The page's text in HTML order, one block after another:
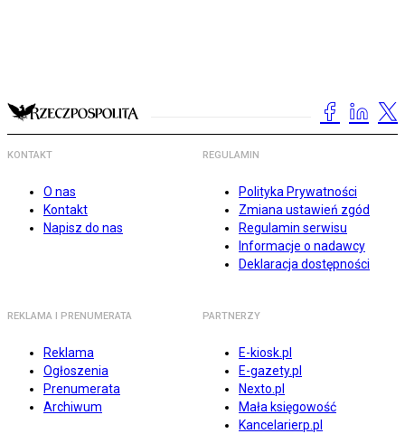
KONTAKT
O nas
Kontakt
Napisz do nas
REGULAMIN
Polityka Prywatności
Zmiana ustawień zgód
Regulamin serwisu
Informacje o nadawcy
Deklaracja dostępności
REKLAMA I PRENUMERATA
Reklama
Ogłoszenia
Prenumerata
Archiwum
PARTNERZY
E-kiosk.pl
E-gazety.pl
Nexto.pl
Mała księgowość
Kancelarierp.pl